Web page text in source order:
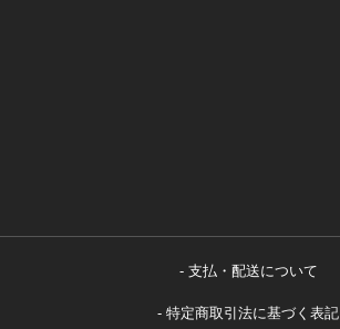
支払・配送について
特定商取引法に基づく表記